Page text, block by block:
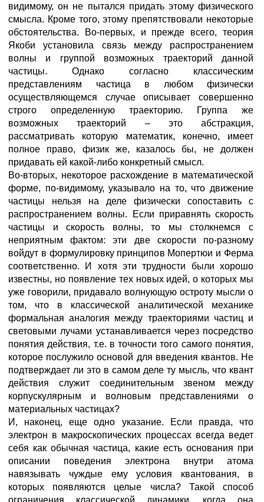
видимому, он не пытался придать этому физического
смысла. Кроме того, этому препятствовали некоторые
обстоятельства. Во-первых, и прежде всего, теория
Якоби установила связь между распространением
волны и группой возможных траекторий данной
частицы. Однако согласно классическим
представлениям частица в любом физически
осуществляющемся случае описывает совершенно
строго определенную траекторию. Группа же
возможных траекторий – это абстракция,
рассматривать которую математик, конечно, имеет
полное право, физик же, казалось бы, не должен
придавать ей какой-либо конкретный смысл.
Во-вторых, некоторое расхождение в математической
форме, по-видимому, указывало на то, что движение
частицы нельзя на деле физически сопоставить с
распространением волны. Если приравнять скорость
частицы и скорость волны, то мы столкнемся с
неприятным фактом: эти две скорости по-разному
войдут в формулировку принципов Мопертюи и Ферма
соответственно. И хотя эти трудности были хорошо
известны, но появление тех новых идей, о которых мы
уже говорили, придавало волнующую остроту мысли о
том, что в классической аналитической механике
формальная аналогия между траекториями частиц и
световыми лучами устанавливается через посредство
понятия действия, т.е. в точности того самого понятия,
которое послужило основой для введения квантов. Не
подтверждает ли это в самом деле ту мысль, что квант
действия служит соединительным звеном между
корпускулярным и волновым представлениями о
материальных частицах?
И, наконец, еще одно указание. Если правда, что
электрон в макроскопических процессах всегда ведет
себя как обычная частица, какие есть основания при
описании поведения электрона внутри атома
навязывать чуждые ему условия квантования, в
которых появляются целые числа? Такой способ
ограничения классической динамики, когда она